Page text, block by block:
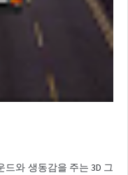
드와 생동감을 주는 3D 그